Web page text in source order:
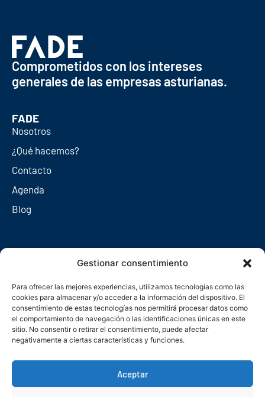
Gestionar consentimiento
Para ofrecer las mejores experiencias, utilizamos tecnologías como las
cookies para almacenar y/o acceder a la información del dispositivo. El
consentimiento de estas tecnologías nos permitirá procesar datos como
el comportamiento de navegación o las identificaciones únicas en este
sitio. No consentir o retirar el consentimiento, puede afectar
negativamente a ciertas características y funciones.
Aceptar
Comprometidos con los intereses
generales de las empresas asturianas.
FADE
Nosotros
¿Qué hacemos?
Contacto
Agenda
Blog
Redes sociales